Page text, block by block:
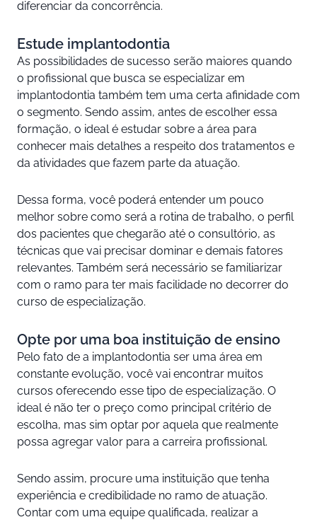
diferenciar da concorrência.
Estude implantodontia
As possibilidades de sucesso serão maiores quando
o profissional que busca se especializar em
implantodontia também tem uma certa afinidade com
o segmento. Sendo assim, antes de escolher essa
formação, o ideal é estudar sobre a área para
conhecer mais detalhes a respeito dos tratamentos e
da atividades que fazem parte da atuação.
Dessa forma, você poderá entender um pouco
melhor sobre como será a rotina de trabalho, o perfil
dos pacientes que chegarão até o consultório, as
técnicas que vai precisar dominar e demais fatores
relevantes. Também será necessário se familiarizar
com o ramo para ter mais facilidade no decorrer do
curso de especialização.
Opte por uma boa instituição de ensino
Pelo fato de a implantodontia ser uma área em
constante evolução, você vai encontrar muitos
cursos oferecendo esse tipo de especialização. O
ideal é não ter o preço como principal critério de
escolha, mas sim optar por aquela que realmente
possa agregar valor para a carreira profissional.
Sendo assim, procure uma instituição que tenha
experiência e credibilidade no ramo de atuação.
Contar com uma equipe qualificada, realizar a